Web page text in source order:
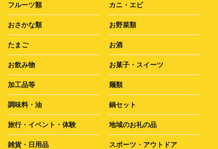
フルーツ類 カニ・エビ
おさかな類 お野菜類
たまご お酒
お飲み物 お菓子・スイーツ
加工品等 麺類
調味料・油 鍋セット
旅行・イベント・体験 地域のお礼の品
雑貨・日用品 スポーツ・アウトドア